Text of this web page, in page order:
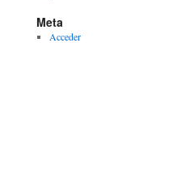
Meta
Acceder